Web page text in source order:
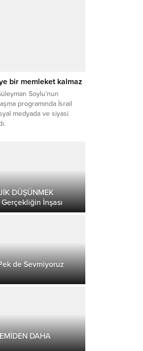
bir memleket kalmaz
Soylu’nun
programında İsrail
medyada ve siyasi
DÜŞÜNMEK
İnşası
de Sevmiyoruz
DAHA